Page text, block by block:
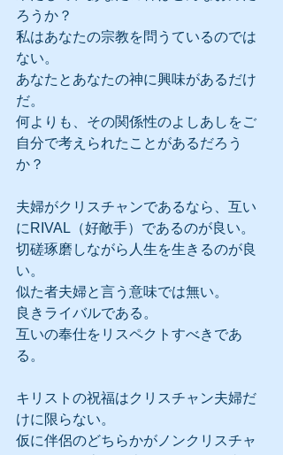
ろうか？
私はあなたの宗教を問うているのでは
ない。
あなたとあなたの神に興味があるだけ
だ。
何よりも、その関係性のよしあしをご
自分で考えられたことがあるだろう
か？
夫婦がクリスチャンであるなら、互い
にRIVAL（好敵手）であるのが良い。
切磋琢磨しながら人生を生きるのが良
い。
似た者夫婦と言う意味では無い。
良きライバルである。
互いの奉仕をリスペクトすべきであ
る。
キリストの祝福はクリスチャン夫婦だ
けに限らない。
仮に伴侶のどちらかがノンクリスチャ